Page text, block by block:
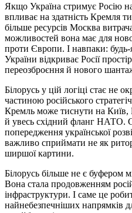
Якщо Україна стримує Росію
впливає на здатність Кремля
більше ресурсів Москва
можливостей вона має для
проти Європи. І навпаки: будь-
України відкриває Росії
переозброєння й нового
Білорусь у цій логіці стає не
частиною російського
Кремль може тиснути на
й увесь східний фланг НАТО.
попередження української
важливо сприймати не як
ширшої картини.
Білорусь більше не є буфером
Вона стала продовженням
інфраструктури. І саме це
найнебезпечніших напрямків